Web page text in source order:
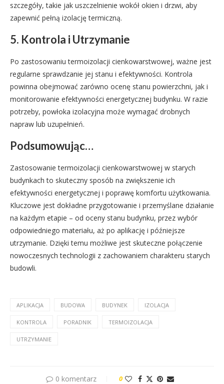
szczegóły, takie jak uszczelnienie wokół okien i drzwi, aby
zapewnić pełną izolację termiczną.
5. Kontrola i Utrzymanie
Po zastosowaniu termoizolacji cienkowarstwowej, ważne jest
regularne sprawdzanie jej stanu i efektywności. Kontrola
powinna obejmować zarówno ocenę stanu powierzchni, jak i
monitorowanie efektywności energetycznej budynku. W razie
potrzeby, powłoka izolacyjna może wymagać drobnych
napraw lub uzupełnień.
Podsumowując…
Zastosowanie termoizolacji cienkowarstwowej w starych
budynkach to skuteczny sposób na zwiększenie ich
efektywności energetycznej i poprawę komfortu użytkowania.
Kluczowe jest dokładne przygotowanie i przemyślane działanie
na każdym etapie – od oceny stanu budynku, przez wybór
odpowiedniego materiału, aż po aplikację i późniejsze
utrzymanie. Dzięki temu możliwe jest skuteczne połączenie
nowoczesnych technologii z zachowaniem charakteru starych
budowli.
APLIKACJA BUDOWA BUDYNEK IZOLACJA
KONTROLA PORADNIK TERMOIZOLACJA
UTRZYMANIE
0 komentarz 0